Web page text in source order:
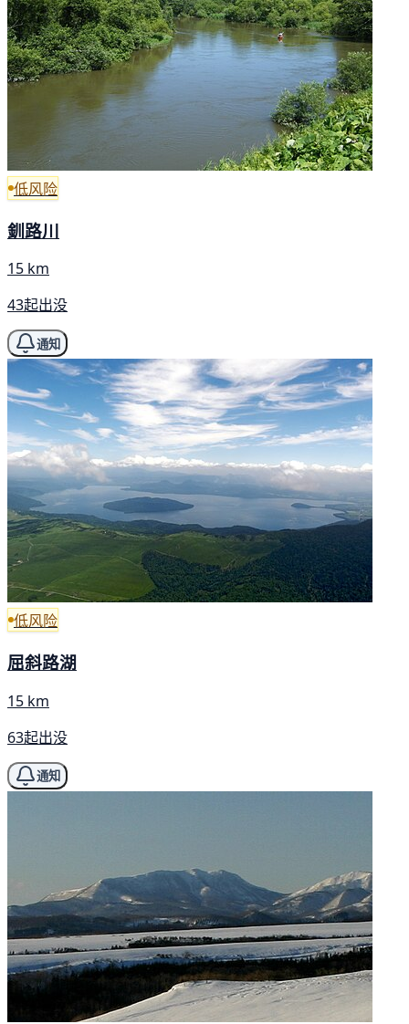
低风险
釧路川
15 km
43起出没
通知
低风险
屈斜路湖
15 km
63起出没
通知